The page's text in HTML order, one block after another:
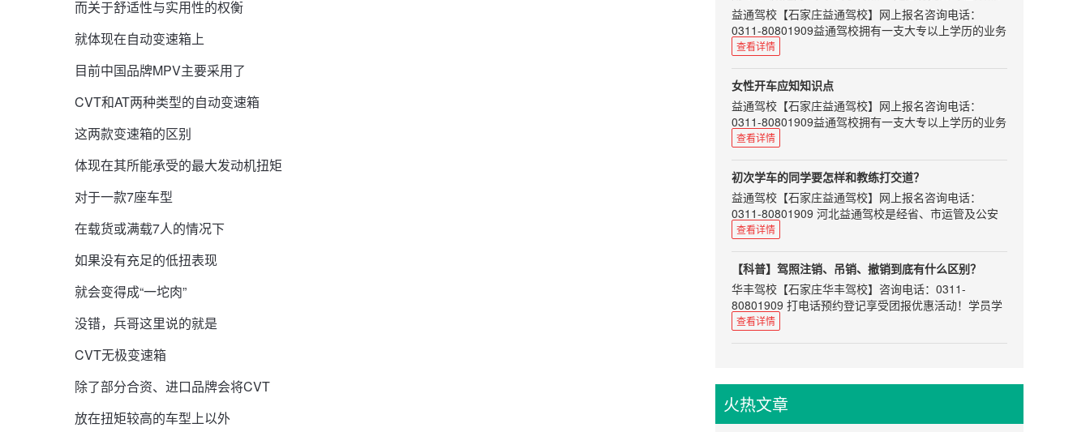
而关于舒适性与实用性的权衡
就体现在自动变速箱上
目前中国品牌MPV主要采用了
CVT和AT两种类型的自动变速箱
这两款变速箱的区别
体现在其所能承受的最大发动机扭矩
对于一款7座车型
在载货或满载7人的情况下
如果没有充足的低扭表现
就会变得成“一坨肉”
没错，兵哥这里说的就是
CVT无极变速箱
除了部分合资、进口品牌会将CVT
放在扭矩较高的车型上以外
机动车驾驶证。
第2步：驾驶员应当在15日内到交管部门，参加为期7天
的道路交通安全法律、法规和相关知识学习。
第3步：进行相关考试，考...
内驾驶机动车必须申领中国机动车驾驶证。
“国际驾照并不是驾照，只是驾照的多语言翻译文件，
也可以说是一个具有多国语言的驾照公证件。”深圳交
警介绍，根据联合国陆路交通国际条约，授权相关的国
际组织签发给已经在该国拥有驾照的驾驶员，主要目的
是为消除司机在国外驾车时，由于各国对驾照有不同要
求而遇到的障碍。“我国没有加入联合国道路交通公
约，所以，持有国际驾照在我国并不能开车。”
深圳交警介绍，以下情况不可换领中国驾照：1.新
西兰黄色版不能...
益通驾校 【石家庄益通驾校】网上报名咨询电话：
0311-80801909益通驾校拥有一支大专以上学历的业务
人员和星级、优秀教练队伍，将为您提供全面周到的热
松学车，享受快乐生活。
好不容易历经艰辛拿到了驾照，
要是一打开上面是一张惨不忍睹的照片，
想到要一直丑六年，心情是不是很低落呢！
来来来，都来学着点！
1、准备一张白纸或者白色手绢
把白纸拿在手上或者把手绢铺在自己的大腿上，
别怕丢脸，它会在镜头之外默默支持你的拍照大业。
如果拍摄过写真的同学一定见过白色的反光板吧，
他们作用是一样的哦。
经过反射的灯光打到脸上会让脸看起来更柔和自然，
也能让肌肤看起来更明亮自...
查看详情
女性开车应知知识点
益通驾校 【石家庄益通驾校】网上报名咨询电话：
0311-80801909益通驾校拥有一支大专以上学历的业务
人员和星级、优秀教练队伍，将为您提供全面周到的热
松学车，享受快乐生活。
很多女性对于开车驾驶知识不了解，遇到问题通常束手
无策,面对于驾驶知识不了解这些问题我们又该怎么做
呢？女性开车又该注意什么？
1、不穿高跟鞋
穿着高跟鞋开车隐藏的车祸是其它鞋子的好几倍，
因为不管是不是紧急刹车，滑脚的机率都会比较高，也
有可能扭伤自己的脚。所以建议经常穿高跟鞋的女车
主，可以在车上多放一双平底鞋，下车之后再换回高跟
鞋，一点也不影响你的美丽，还很安全，何乐而不为
呢。
2、手套要少用
查看详情
初次学车的同学要怎样和教练打交道？
益通驾校 【石家庄益通驾校】网上报名咨询电话：
0311-80801909 河北益通驾校是经省、市运管及公安
交通部门正式批准的培训与考场为一体的标准化驾校。
套考试科目。
刚开始学车，许多同学都会问，要怎么样和教练搞好关
系呢？实际上和教练有良好的沟通，不仅能使你的学车
路愉快而充实，而且说不定还能和这位良师结交成以后
生活中的益友。所以初次学车，我们应该注意以下几个
要点。
对教练员尊重。在刚开始学车的过程中说话和行为举止
都应该保持礼貌，像对待老师一样对待你的教练。虽然
查看详情
【科普】驾照注销、吊销、撤销到底有什么区别？
华丰驾校 【石家庄华丰驾校】咨询电话：0311-
80801909 打电话预约登记享受团报优惠活动！学员学
车全程专属客服 星级教练一对一教学！古城东路谈固大
随便就被吊销的。小编这里给大家介绍一下几个概念。
驾照的回收状态认为：注销、吊销、撤销、查扣等。
查看详情
火热文章